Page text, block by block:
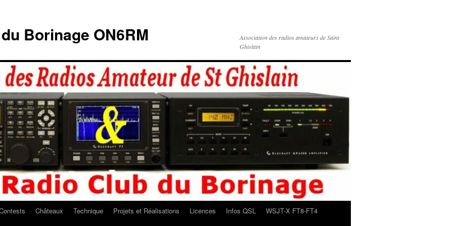
Borinage ON6RM
Association des radios amateurs de Saint
Ghislain
Châteaux Technique Projets et Réalisations Licences Infos QSL
WSJT-X FT8-FT4